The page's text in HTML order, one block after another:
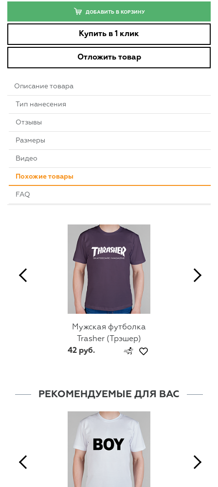
ДОБАВИТЬ В КОРЗИНУ
Купить в 1 клик
Отложить товар
Описание товара
Тип нанесения
Отзывы
Размеры
Видео
Похожие товары
FAQ
Мужская футболка
Trasher (Трэшер)
42 руб.
РЕКОМЕНДУЕМЫЕ ДЛЯ ВАС